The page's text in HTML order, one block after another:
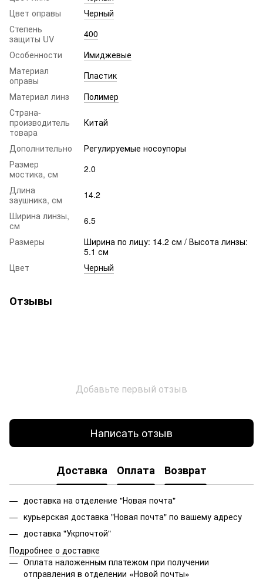
Цвет оправы
Черный
Степень
защиты UV
400
Особенности
Имиджевые
Материал
оправы
Пластик
Материал линз
Полимер
Страна-
производитель
товара
Китай
Дополнительно
Регулируемые носоупоры
Размер
мостика, см
2.0
Длина
заушника, см
14.2
Ширина линзы,
см
6.5
Размеры
Ширина по лицу: 14.2 см / Высота линзы:
5.1 см
Цвет
Черный
Отзывы
Добавьте первый отзыв
Написать отзыв
Доставка Оплата Возврат
доставка на отделение "Новая почта"
курьерская доставка "Новая почта" по вашему адресу
доставка "Укрпочтой"
Подробнее о доставке
Оплата наложенным платежом при получении
отправления в отделении «Новой почты»